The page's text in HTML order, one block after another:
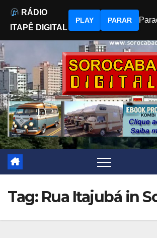
to
content
Tag: Rua Itajubá in
RÁDIO
ITAPÊ DIGITAL
PLAY PARAR